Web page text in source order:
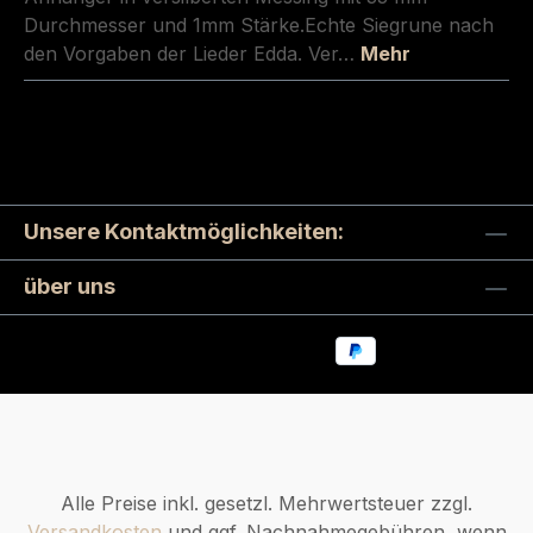
Durchmesser und 1mm Stärke.Echte Siegrune nach
den Vorgaben der Lieder Edda. Ver… Mehr
Unsere Kontaktmöglichkeiten:
über uns
Alle Preise inkl. gesetzl. Mehrwertsteuer zzgl.